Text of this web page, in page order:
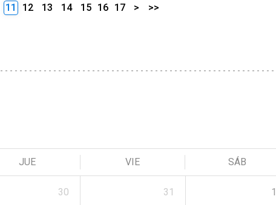
11 12 13 14 15 16 17 > >>
JUE VIE SÁB
30 31 1